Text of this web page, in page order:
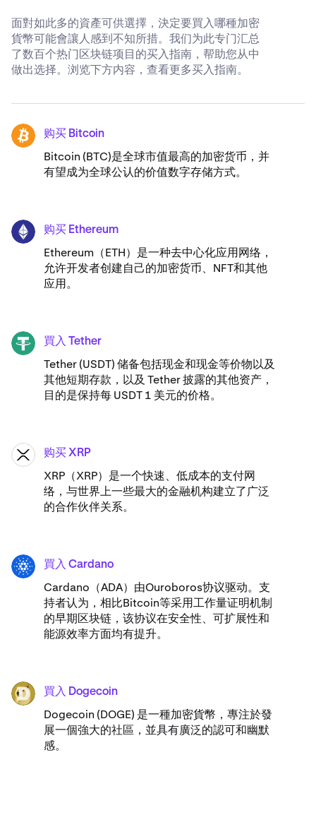
面對如此多的資產可供選擇，決定要買入哪種加密
貨幣可能會讓人感到不知所措。我们为此专门汇总
了数百个热门区块链项目的买入指南，帮助您从中
做出选择。浏览下方内容，查看更多买入指南。
BTC 购买 Bitcoin
Bitcoin (BTC)是全球市值最高的加密货币，并
有望成为全球公认的价值数字存储方式。
ETH 购买 Ethereum
Ethereum（ETH）是一种去中心化应用网络，
允许开发者创建自己的加密货币、NFT和其他
应用。
USDT 買入 Tether
Tether (USDT) 储备包括现金和现金等价物以及
其他短期存款，以及 Tether 披露的其他资产，
目的是保持每 USDT 1 美元的价格。
XRP 购买 XRP
XRP（XRP）是一个快速、低成本的支付网
络，与世界上一些最大的金融机构建立了广泛
的合作伙伴关系。
ADA 買入 Cardano
Cardano（ADA）​由Ouroboros协议驱动。支
持者认为，相比Bitcoin等采用工作量证明机制
的早期区块链，该协议在安全性、可扩展性和
能源效率方面均有提升。
DOGE 買入 Dogecoin
Dogecoin (DOGE) 是一種加密貨幣，專注於發
展一個強大的社區，並具有廣泛的認可和幽默
感。